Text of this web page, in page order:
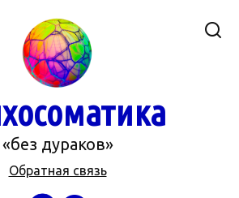
«без дураков»
Обратная связь